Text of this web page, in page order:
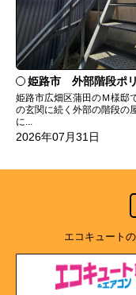
姫路市 外部階段ポリカ波板
姫路市広畑区蒲田のＭ様邸
の玄関に続く外部の階段の
に...
2026年07月31日
エコキュート